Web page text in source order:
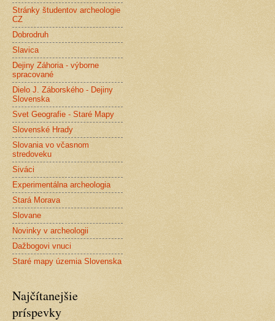
Stránky študentov archeologie
CZ
Dobrodruh
Slavica
Dejiny Záhoria - výborne
spracované
Dielo J. Záborského - Dejiny
Slovenska
Svet Geografie - Staré Mapy
Slovenské Hrady
Slovania vo včasnom
stredoveku
Siváci
Experimentálna archeologia
Stará Morava
Slovane
Novinky v archeologii
Dažbogovi vnuci
Staré mapy územia Slovenska
Najčítanejšie
príspevky